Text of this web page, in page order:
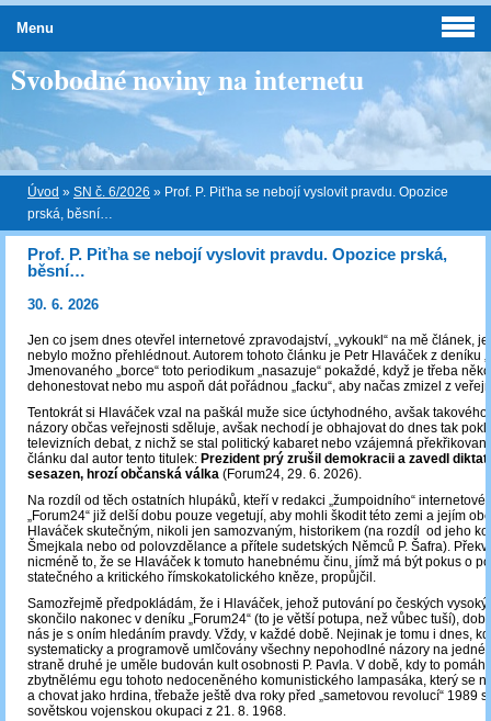
Svobodné noviny na internetu
Úvod » SN č. 6/2026 » Prof. P. Piťha se nebojí vyslovit pravdu. Opozice
prská, běsní…
Prof. P. Piťha se nebojí vyslovit pravdu. Opozice prská,
běsní…
30. 6. 2026
Jen co jsem dnes otevřel internetové zpravodajství, „vykoukl“ na mě článek,
nebylo možno přehlédnout. Autorem tohoto článku je Petr Hlaváček z deníku
Jmenovaného „borce“ toto periodikum „nasazuje“ pokaždé, když je třeba
dehonestovat nebo mu aspoň dát pořádnou „facku“, aby načas zmizel z
Tentokrát si Hlaváček vzal na paškál muže sice úctyhodného, avšak
názory občas veřejnosti sděluje, avšak nechodí je obhajovat do dnes tak
televizních debat, z nichž se stal politický kabaret nebo vzájemná
článku dal autor tento titulek: Prezident prý zrušil demokracii a zavedl
sesazen, hrozí občanská válka (Forum24, 29. 6. 2026).
Na rozdíl od těch ostatních hlupáků, kteří v redakci „žumpoidního“
„Forum24“ již delší dobu pouze vegetují, aby mohli škodit této zemi a jejím
Hlaváček skutečným, nikoli jen samozvaným, historikem (na rozdíl od jeho
Šmejkala nebo od polovzdělance a přítele sudetských Němců P. Šafra).
nicméně to, že se Hlaváček k tomuto hanebnému činu, jímž má být pokus o
statečného a kritického římskokatolického kněze, propůjčil.
Samozřejmě předpokládám, že i Hlaváček, jehož putování po českých
skončilo nakonec v deníku „Forum24“ (to je větší potupa, než vůbec tuší),
nás je s oním hledáním pravdy. Vždy, v každé době. Nejinak je tomu i dnes,
systematicky a programově umlčovány všechny nepohodlné názory na jedné
straně druhé je uměle budován kult osobnosti P. Pavla. V době, kdy to
zbytnělému egu tohoto nedoceněného komunistického lampasáka, který se
a chovat jako hrdina, třebaže ještě dva roky před „sametovou revolucí“ 1989
sovětskou vojenskou okupaci z 21. 8. 1968.
Menu